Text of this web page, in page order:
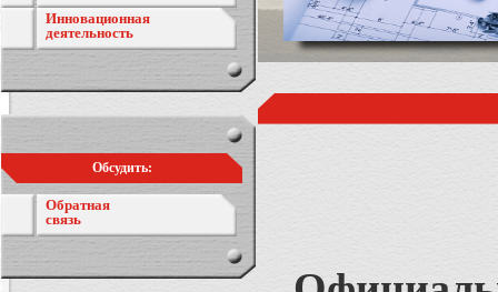
Инновационная
деятельность
Обсудить:
Обратная
связь